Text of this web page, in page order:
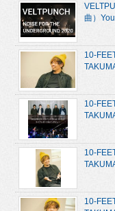
曲）
10-
10-
10-
10-